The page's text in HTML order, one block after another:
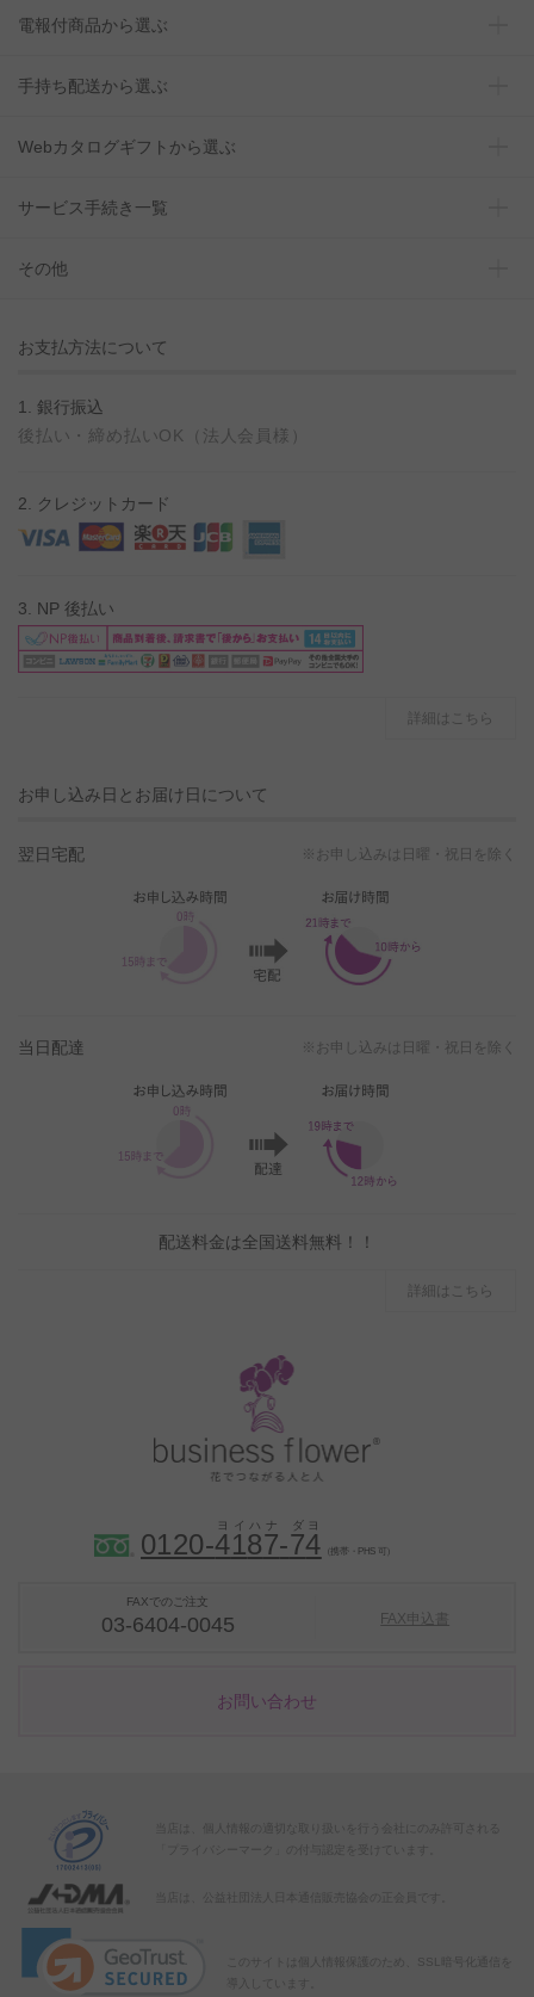
電報付商品から選ぶ
手持ち配送から選ぶ
Webカタログギフトから選ぶ
サービス手続き一覧
その他
お支払方法について
1. 銀行振込
後払い・締め払いOK（法人会員様）
2. クレジットカード
3. NP 後払い
詳細はこちら
お申し込み日とお届け日について
翌日宅配 ※お申し込みは日曜・祝日を除く
当日配達 ※お申し込みは日曜・祝日を除く
配送料金は全国送料無料！！
詳細はこちら
0120-4187-74 （携帯・PHS 可）
FAXでのご注文
03-6404-0045 FAX申込書
お問い合わせ
当店は、個人情報の適切な取り扱いを行う会社にのみ許可される
「プライバシーマーク」の付与認定を受けています。
当店は、公益社団法人日本通信販売協会の正会員です。
このサイトは個人情報保護のため、SSL暗号化通信を
導入しています。